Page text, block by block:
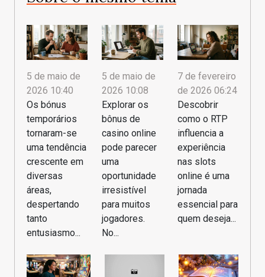
5 de maio de
2026 10:40
Os bónus
temporários
tornaram-se
uma tendência
crescente em
diversas
áreas,
despertando
tanto
entusiasmo...
5 de maio de
2026 10:08
Explorar os
bônus de
casino online
pode parecer
uma
oportunidade
irresistível
para muitos
jogadores.
No...
7 de fevereiro
de 2026 06:24
Descobrir
como o RTP
influencia a
experiência
nas slots
online é uma
jornada
essencial para
quem deseja...